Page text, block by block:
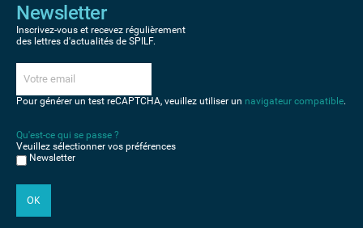
Newsletter
Inscrivez-vous et recevez régulièrement
des lettres d'actualités de SPILF.
Pour générer un test reCAPTCHA, veuillez utiliser un navigateur compatible.
Qu'est-ce qui se passe ?
Veuillez sélectionner vos préférences
Newsletter